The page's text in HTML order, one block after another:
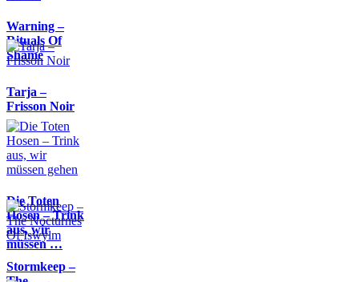
Warning –
Rituals Of
Shame
Tarja –
Frisson Noir
Die Toten
Hosen – Trink
aus, wir
müssen …
Stormkeep –